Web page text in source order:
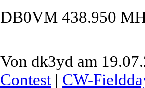
DB0VM 438.950
Von dk3yd am
Contest | CW-